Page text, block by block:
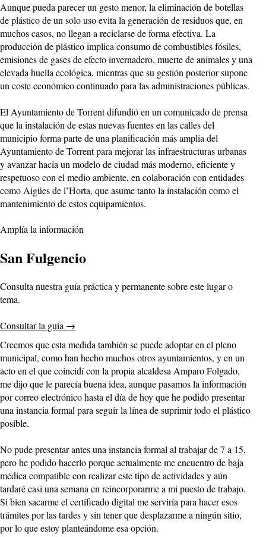
Aunque pueda parecer un gesto menor, la eliminación de botellas
de plástico de un solo uso evita la generación de residuos que, en
muchos casos, no llegan a reciclarse de forma efectiva. La
producción de plástico implica consumo de combustibles fósiles,
emisiones de gases de efecto invernadero, muerte de animales y una
elevada huella ecológica, mientras que su gestión posterior supone
un coste económico continuado para las administraciones públicas.
El Ayuntamiento de Torrent difundió en un comunicado de prensa
que la instalación de estas nuevas fuentes en las calles del
municipio forma parte de una planificación más amplia del
Ayuntamiento de Torrent para mejorar las infraestructuras urbanas
y avanzar hacia un modelo de ciudad más moderno, eficiente y
respetuoso con el medio ambiente, en colaboración con entidades
como Aigües de l’Horta, que asume tanto la instalación como el
mantenimiento de estos equipamientos.
Amplía la información
San Fulgencio
Consulta nuestra guía práctica y permanente sobre este lugar o
tema.
Consultar la guía →
Creemos que esta medida también se puede adoptar en el pleno
municipal, como han hecho muchos otros ayuntamientos, y en un
acto en el que coincidí con la propia alcaldesa Amparo Folgado,
me dijo que le parecía buena idea, aunque pasamos la información
por correo electrónico hasta el día de hoy que he podido presentar
una instancia formal para seguir la línea de suprimir todo el plástico
posible.
No pude presentar antes una instancia formal al trabajar de 7 a 15,
pero he podido hacerlo porque actualmente me encuentro de baja
médica compatible con realizar este tipo de actividades y aún
tardaré casi una semana en reincorporarme a mi puesto de trabajo.
Si bien sacarme el certificado digital me serviría para hacer esos
trámites por las tardes y sin tener que desplazarme a ningún sitio,
por lo que estoy planteándome esa opción.